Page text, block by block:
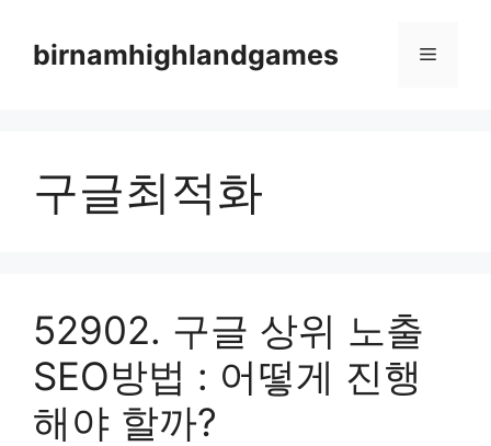
contentbirnamhighlandgames Menu
구글최적화
52902. 구글 상위 노출
SEO방법 : 어떻게 진행
해야 할까?